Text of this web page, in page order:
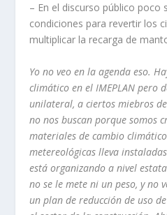
– En el discurso público poco
condiciones para revertir los
multiplicar la recarga de
Yo no veo en la agenda eso.
climático en el IMEPLAN pero
unilateral, a ciertos miebros
no nos buscan porque somos
materiales de cambio
metereológicas lleva
está organizando a nivel
no se le mete ni un peso, y no
un plan de reducción de uso